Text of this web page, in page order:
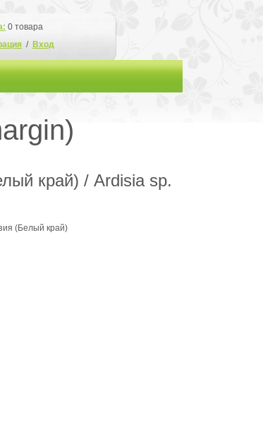
0 товара
/ Вход
край) / Ardisia sp.
(Белый край)